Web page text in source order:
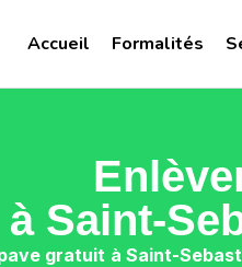
Accueil Formalités
à Saint-
gratuit à Saint-